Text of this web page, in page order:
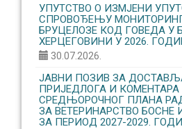
УПУТСТВО О ИЗМЈЕНИ
СПРОВОЂЕЊУ
БРУЦЕЛОЗЕ КОД ГОВЕДА У
ХЕРЦЕГОВИНИ У 2026.
30.07.2026.
ЈАВНИ ПОЗИВ ЗА
ПРИЈЕДЛОГА И
СРЕДЊОРОЧНОГ ПЛАНА
ЗА ВЕТЕРИНАРСТВО БОСНЕ
ЗА ПЕРИОД 2027-2029.